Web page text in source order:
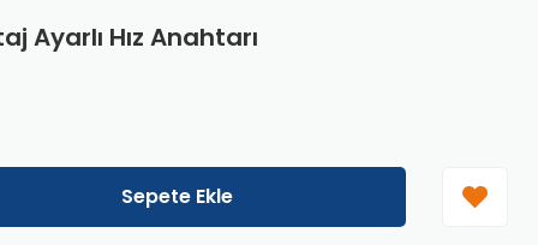
Ayarlı Hız Anahtarı
Sepete Ekle